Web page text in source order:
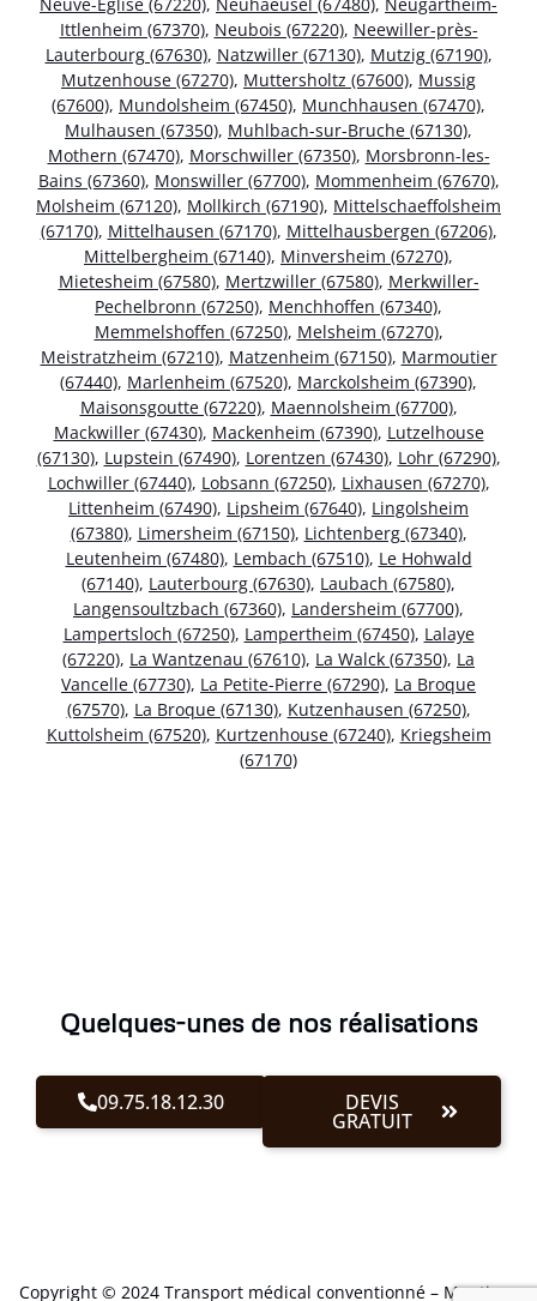
Ittlenheim (67370), Neubois (67220), Neewiller-près-
Lauterbourg (67630), Natzwiller (67130), Mutzig (67190),
Mutzenhouse (67270), Muttersholtz (67600), Mussig
(67600), Mundolsheim (67450), Munchhausen (67470),
Mulhausen (67350), Muhlbach-sur-Bruche (67130),
Mothern (67470), Morschwiller (67350), Morsbronn-les-
Bains (67360), Monswiller (67700), Mommenheim (67670),
Molsheim (67120), Mollkirch (67190), Mittelschaeffolsheim
(67170), Mittelhausen (67170), Mittelhausbergen (67206),
Mittelbergheim (67140), Minversheim (67270),
Mietesheim (67580), Mertzwiller (67580), Merkwiller-
Pechelbronn (67250), Menchhoffen (67340),
Memmelshoffen (67250), Melsheim (67270),
Meistratzheim (67210), Matzenheim (67150), Marmoutier
(67440), Marlenheim (67520), Marckolsheim (67390),
Maisonsgoutte (67220), Maennolsheim (67700),
Mackwiller (67430), Mackenheim (67390), Lutzelhouse
(67130), Lupstein (67490), Lorentzen (67430), Lohr (67290),
Lochwiller (67440), Lobsann (67250), Lixhausen (67270),
Littenheim (67490), Lipsheim (67640), Lingolsheim
(67380), Limersheim (67150), Lichtenberg (67340),
Leutenheim (67480), Lembach (67510), Le Hohwald
(67140), Lauterbourg (67630), Laubach (67580),
Langensoultzbach (67360), Landersheim (67700),
Lampertsloch (67250), Lampertheim (67450), Lalaye
(67220), La Wantzenau (67610), La Walck (67350), La
Vancelle (67730), La Petite-Pierre (67290), La Broque
(67570), La Broque (67130), Kutzenhausen (67250),
Kuttolsheim (67520), Kurtzenhouse (67240), Kriegsheim
(67170)
Quelques-unes de nos réalisations
09.75.18.12.30 DEVIS
GRATUIT
Copyright © 2024 Transport médical conventionné – Mentions